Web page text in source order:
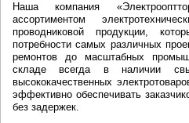
Наша компания
ассортиментом
проводниковой продукции,
потребности самых различных
ремонтов до масштабных
складе всегда в наличии
высококачественных
эффективно обеспечивать
без задержек.